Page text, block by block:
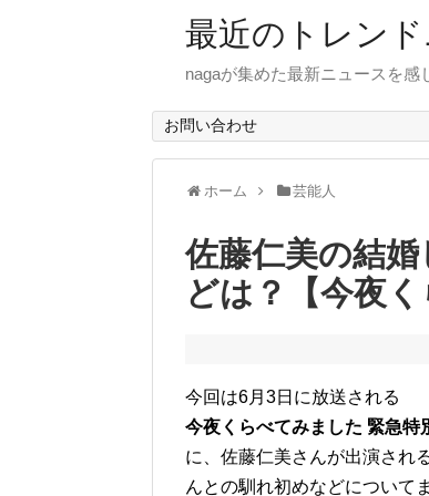
最近のトレン
nagaが集めた最新ニュースを感
お問い合わせ
ホーム 芸能人
佐藤仁美の結
どは？【今夜く
今回は6月3日に放送される
今夜くらべてみました 緊急
に、佐藤仁美さんが出演され
んとの馴れ初めなどについて